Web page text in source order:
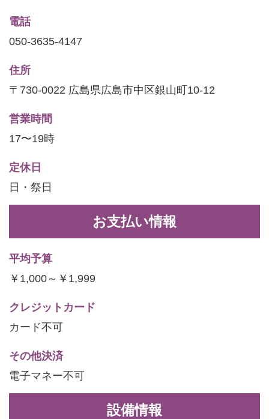
電話
050-3635-4147
住所
〒730-0022 広島県広島市中区銀山町10-12
営業時間
17〜19時
定休日
日・祭日
お支払い情報
平均予算
￥1,000～￥1,999
クレジットカード
カード不可
その他決済
電子マネー不可
設備情報